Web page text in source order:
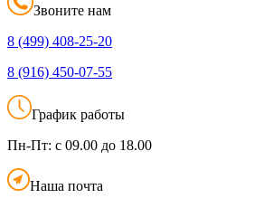
Звоните нам
8 (499) 408-25-20
8 (916) 450-07-55
График работы
Пн-Пт: с 09.00 до 18.00
Наша почта